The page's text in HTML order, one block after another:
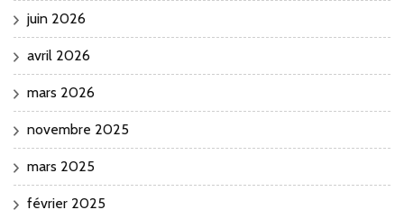
juin 2026
avril 2026
mars 2026
novembre 2025
mars 2025
février 2025